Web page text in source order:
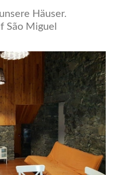
Häuser.
São Miguel